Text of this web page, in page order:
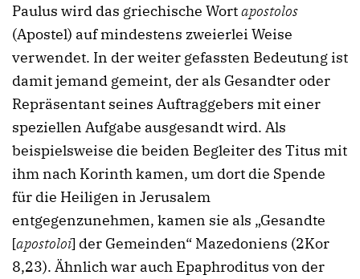
Paulus wird das griechische Wortapostolos
(Apostel) auf mindestens zweierlei Weise
verwendet. In der weiter gefassten Bedeutung ist
damit jemand gemeint, der als Gesandter oder
Repräsentant seines Auftraggebers mit einer
speziellen Aufgabe ausgesandt wird. Als
beispielsweise die beiden Begleiter des Titus mit
ihm nach Korinth kamen, um dort die Spende
für die Heiligen in Jerusalem
entgegenzunehmen, kamen sie als „Gesandte
[apostoloi] der Gemeinden“ Mazedoniens (2Kor
8,23). Ähnlich war auch Epaphroditus von der